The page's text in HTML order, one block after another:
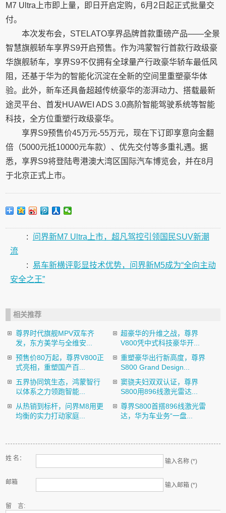
M7 Ultra上市即上量，即日开启定购，6月2日起正式批量交
付。
本次发布会，STELATO享界品牌首款重磅产品——全景
智慧旗舰轿车享界S9开启预售。作为鸿蒙智行首款行政级豪
华旗舰轿车，享界S9不仅拥有全球量产行政豪华轿车最低风
阻，还基于华为的智能化沉淀在全新的空间里重塑豪华体
验。此外，新车还具备超越传统豪华的澎湃动力、搭载最新
途灵平台、首发HUAWEI ADS 3.0高阶智能驾驶系统等智能
科技，全方位重塑行政级豪华。
享界S9预售价45万元-55万元，现在下订即享意向金翻
倍（5000元抵10000元车款）、优先交付等多重礼遇。据
悉，享界S9将登陆粤港澳大湾区国际汽车博览会，并在8月
于北京正式上市。
:
问界新M7 Ultra上市，超凡驾控引领国民SUV新潮
流
: 易车新横评彰显技术优势，问界新M5成为“全向主动
安全之王”
相关推荐
尊界时代旗舰MPV双车齐
发，东方美学与全维安...
超豪华的升维之战，尊界
V800凭中式科技豪华开...
预售价80万起，尊界V800正
式亮相，重塑国产百...
重塑豪华出行新高度，尊界
S800 Grand Design...
五界协同筑生态，鸿蒙智行
以体系之力领跑智能...
窦骁夫妇双双认证，尊界
S800用896线激光雷达...
从热销到标杆，问界M8用更
均衡的实力打动家庭...
尊界S800首搭896线激光雷
达，华为车业务“一盘...
姓 名： 输入名称 (*)
邮箱 输入邮箱 (*)
留 言: